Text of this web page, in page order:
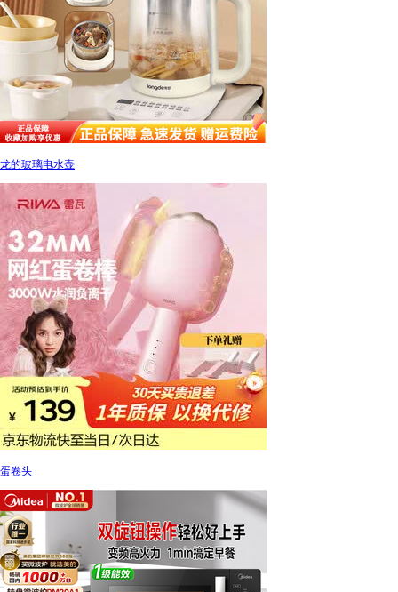
龙的玻璃电水壶
蛋卷头